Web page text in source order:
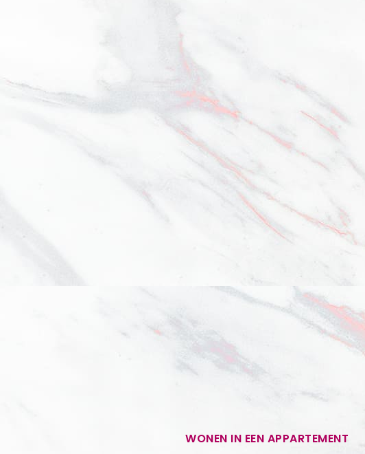
WONEN IN EEN APPARTEMENT